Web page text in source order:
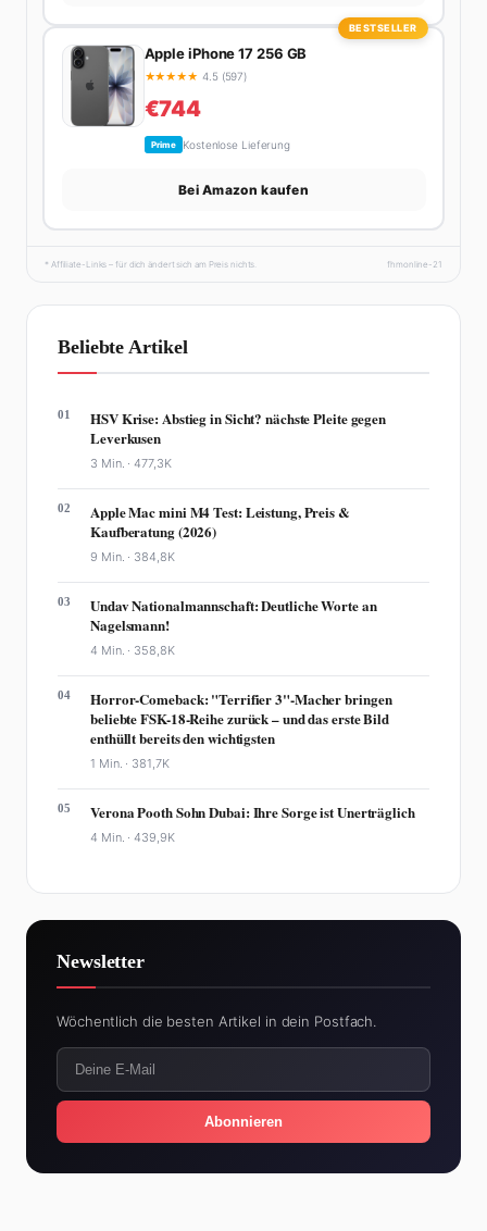
BESTSELLER
Apple iPhone 17 256 GB
★★★★★ 4.5 (597)
€744
Prime Kostenlose Lieferung
Bei Amazon kaufen
* Affiliate-Links – für dich ändert sich am Preis nichts. fhmonline-21
Beliebte Artikel
01
HSV Krise: Abstieg in Sicht? nächste Pleite gegen
Leverkusen
3 Min. ·477,3K
02
Apple Mac mini M4 Test: Leistung, Preis &
Kaufberatung (2026)
9 Min. · 384,8K
03
Undav Nationalmannschaft: Deutliche Worte an
Nagelsmann!
4 Min. · 358,8K
04
Horror-Comeback: "Terrifier 3"-Macher bringen
beliebte FSK-18-Reihe zurück – und das erste Bild
enthüllt bereits den wichtigsten
1 Min. · 381,7K
05 Verona Pooth Sohn Dubai: Ihre Sorge ist Unerträglich
4 Min. ·439,9K
Newsletter
Wöchentlich die besten Artikel in dein Postfach.
Abonnieren